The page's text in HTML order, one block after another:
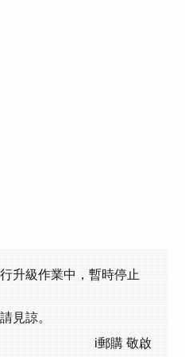
升級作業中，暫時停止
見諒。
i郵購 敬啟